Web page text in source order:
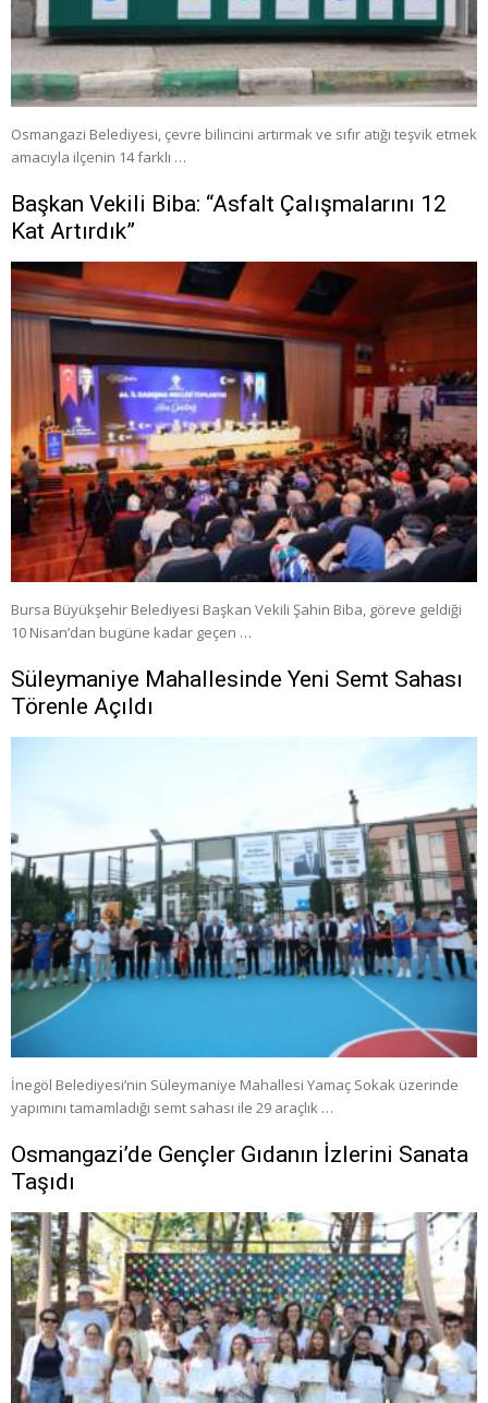
Osmangazi Belediyesi, çevre bilincini artırmak ve sıfır atığı teşvik etmek
amacıyla ilçenin 14 farklı …
Başkan Vekili Biba: “Asfalt Çalışmalarını 12
Kat Artırdık”
Bursa Büyükşehir Belediyesi Başkan Vekili Şahin Biba, göreve geldiği
10 Nisan’dan bugüne kadar geçen …
Süleymaniye Mahallesinde Yeni Semt Sahası
Törenle Açıldı
İnegöl Belediyesi’nin Süleymaniye Mahallesi Yamaç Sokak üzerinde
yapımını tamamladığı semt sahası ile 29 araçlık …
Osmangazi’de Gençler Gıdanın İzlerini Sanata
Taşıdı